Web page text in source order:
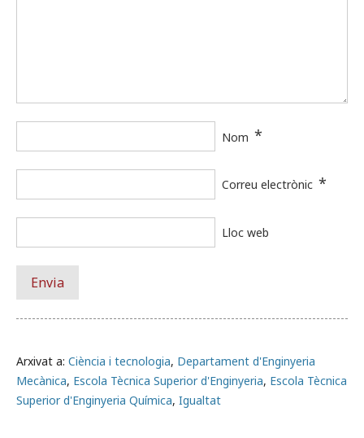
Arxivat a: Ciència i tecnologia, Departament d'Enginyeria
Mecànica, Escola Tècnica Superior d'Enginyeria, Escola Tècnica
Superior d'Enginyeria Química, Igualtat
Nom *
Correu electrònic *
Lloc web